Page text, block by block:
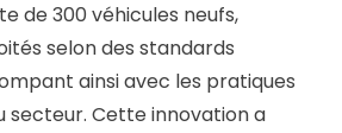
de 300 véhicules neufs,
selon des standards
ainsi avec les pratiques
secteur. Cette innovation a